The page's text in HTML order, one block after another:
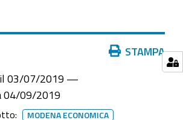
STAMPA
03/07/2019 —
04/09/2019
MODENA ECONOMICA